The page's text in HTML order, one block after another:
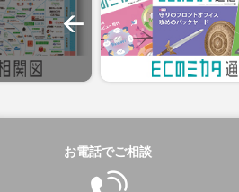
お電話でご相談